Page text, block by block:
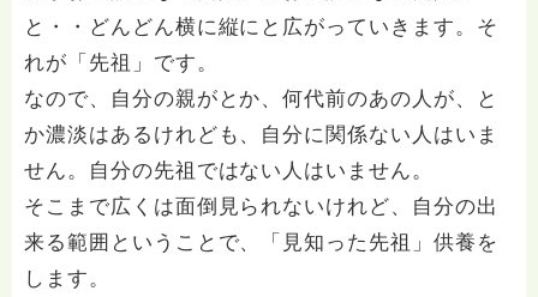
と・・どんどん横に縦にと広がっていきます。そ
れが「先祖」です。
なので、自分の親がとか、何代前のあの人が、と
か濃淡はあるけれども、自分に関係ない人はいま
せん。自分の先祖ではない人はいません。
そこまで広くは面倒見られないけれど、自分の出
来る範囲ということで、「見知った先祖」供養を
します。